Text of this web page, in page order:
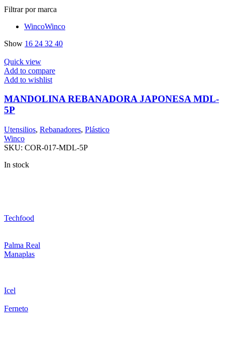
Filtrar por marca
WincoWinco
Show 16 24 32 40
Quick view
Add to compare
Add to wishlist
MANDOLINA REBANADORA JAPONESA MDL-
5P
Utensilios, Rebanadores, Plástico
Winco
SKU: COR-017-MDL-5P
In stock
Techfood
Palma Real
Manaplas
Icel
Ferneto